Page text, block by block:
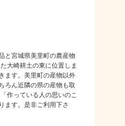
と宮城県美里町の農産物
大崎耕土の東に位置しま
ます。美里町の産物以外
ろん近隣の県の産物も取
作っている人の思いのこ
ます。是非ご利用下さ